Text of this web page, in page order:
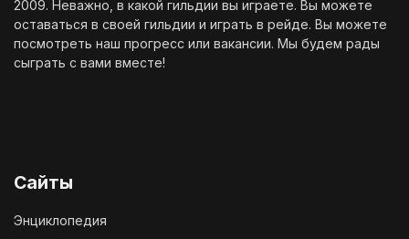
2009. Неважно, в какой гильдии вы играете. Вы можете
оставаться в своей гильдии и играть в рейде. Вы можете
посмотреть наш прогресс или вакансии. Мы будем рады
сыграть с вами вместе!
Сайты
Энциклопедия